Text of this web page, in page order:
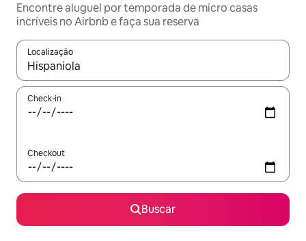
Encontre aluguel por temporada de micro casas
incríveis no Airbnb e faça sua reserva
Localização
Quando os resultados estiverem disponíveis, explore-os
Check-in
Checkout
Buscar